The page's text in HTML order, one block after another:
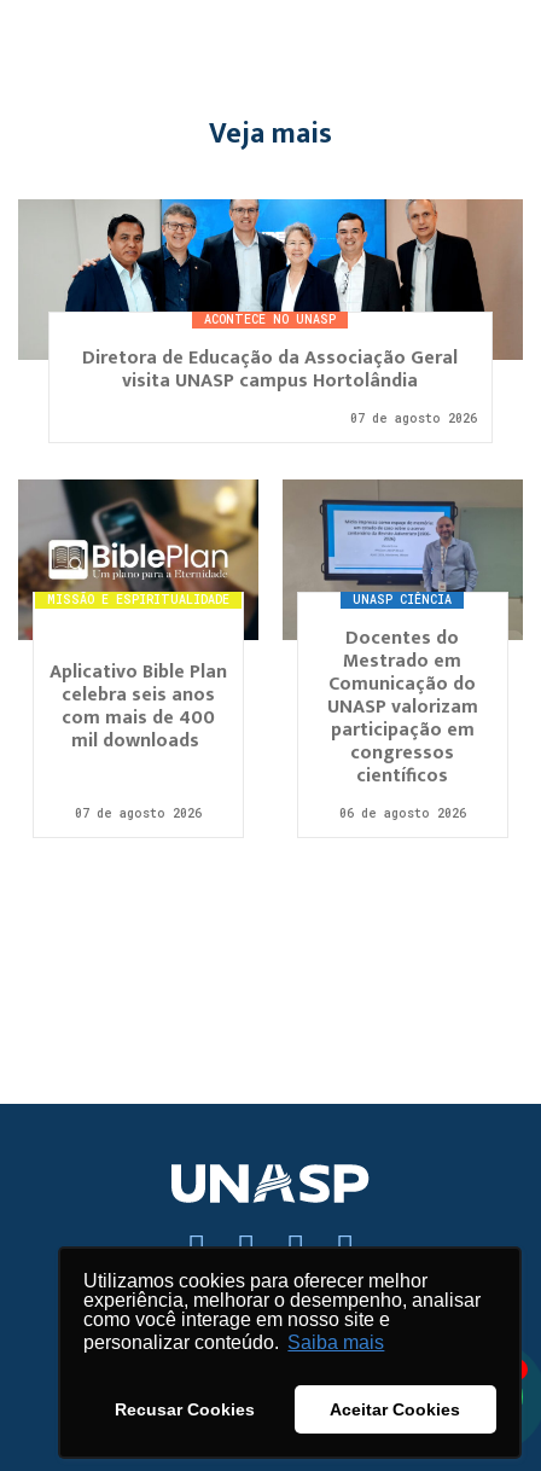
Utilizamos cookies para oferecer melhor
experiência, melhorar o desempenho, analisar
como você interage em nosso site e
personalizar conteúdo. Saiba mais
Recusar Cookies Aceitar Cookies
Veja mais
ACONTECE NO UNASP
Diretora de Educação da Associação Geral
visita UNASP campus Hortolândia
07 de agosto 2026
MISSÃO E ESPIRITUALIDADE
Aplicativo Bible Plan
celebra seis anos
com mais de 400
mil downloads
07 de agosto 2026
UNASP CIÊNCIA
Docentes do
Mestrado em
Comunicação do
UNASP valorizam
participação em
congressos
científicos
06 de agosto 2026
Fale conosco
Mapas e endereços
Créditos